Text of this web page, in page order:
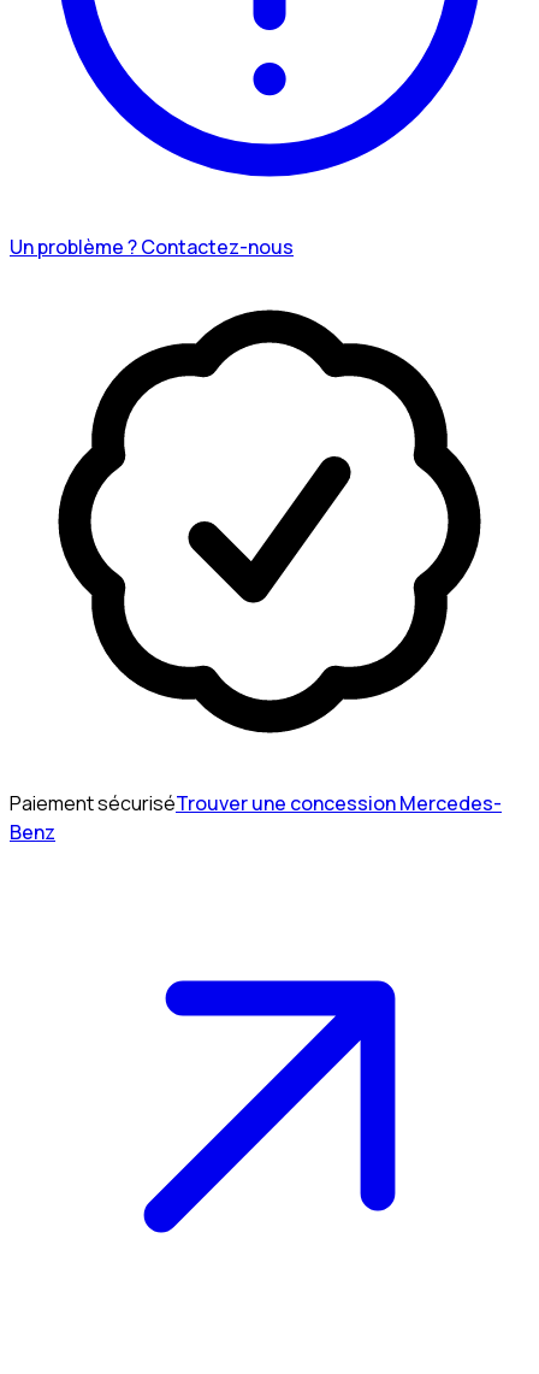
Un problème ? Contactez-nous
Paiement sécuriséTrouver une concession Mercedes-
Benz